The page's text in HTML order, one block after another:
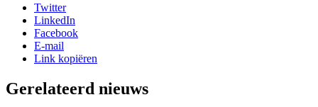
Twitter
LinkedIn
Facebook
E-mail
Link kopiëren
Gerelateerd nieuws